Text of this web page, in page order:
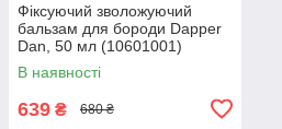
Фіксуючий зволожуючий
бальзам для бороди Dapper
Dan, 50 мл (10601001)
В наявності
639 ₴ 680 ₴